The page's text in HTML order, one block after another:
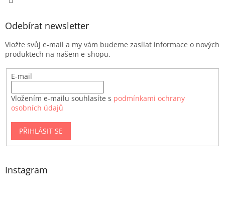
Odebírat newsletter
Vložte svůj e-mail a my vám budeme zasílat informace o nových
produktech na našem e-shopu.
E-mail
Vložením e-mailu souhlasíte s podmínkami ochrany
osobních údajů
PŘIHLÁSIT SE
Instagram